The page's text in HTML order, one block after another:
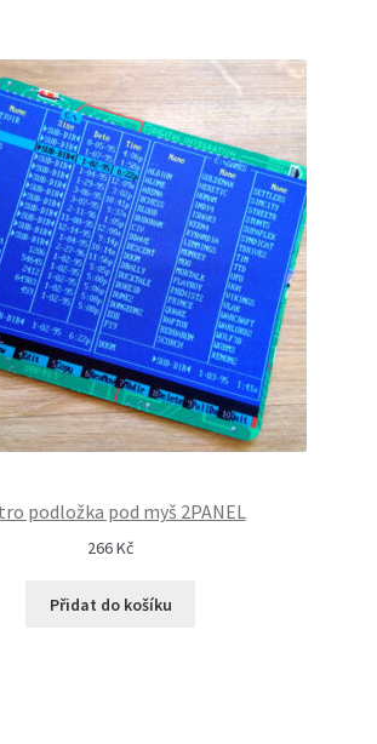
podložka pod myš 2PANEL
266Kč
Přidat do košíku